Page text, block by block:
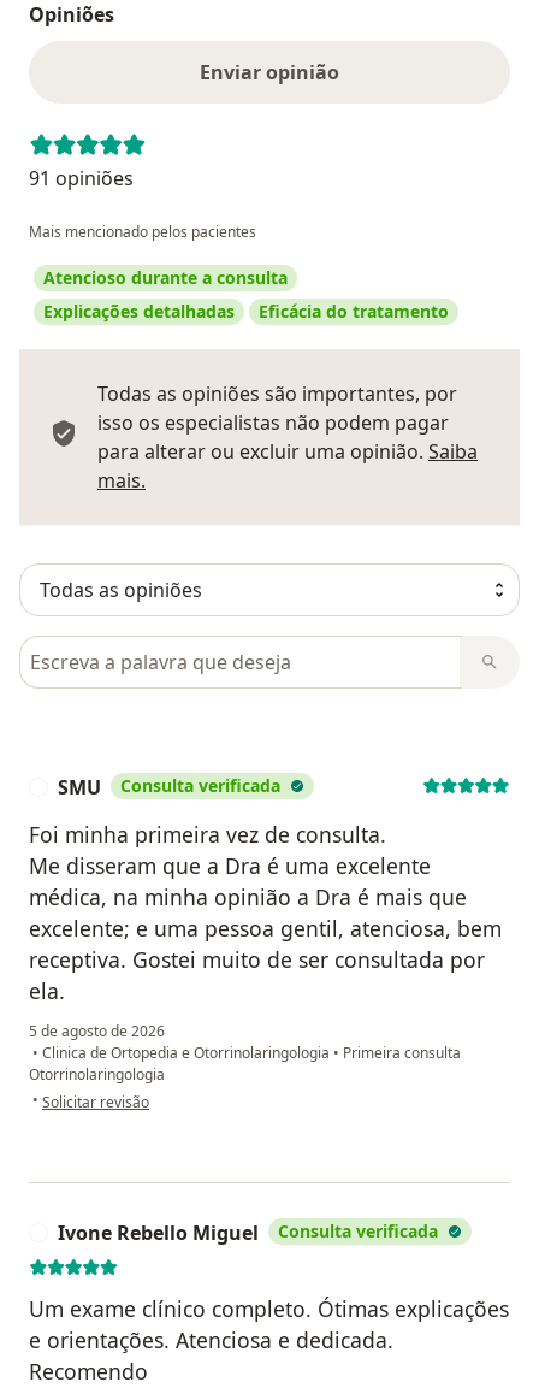
Opiniões
Enviar opinião
91 opiniões
Mais mencionado pelos pacientes
Atencioso durante a consulta
Explicações detalhadas
Eficácia do tratamento
Todas as opiniões são importantes, por
isso os especialistas não podem pagar
para alterar ou excluir uma opinião. Saiba
mais.
Pesquisar em opiniões
SMU Consulta verificada
Foi minha primeira vez de consulta.
Me disseram que a Dra é uma excelente
médica, na minha opinião a Dra é mais que
excelente; e uma pessoa gentil, atenciosa, bem
receptiva. Gostei muito de ser consultada por
ela.
5 de agosto de 2026
• Clinica de Ortopedia e Otorrinolaringologia • Primeira consulta
Otorrinolaringologia
• na opinião do utilizador SMU
Solicitar revisão
Ivone Rebello Miguel Consulta verificada
Um exame clínico completo. Ótimas explicações
e orientações. Atenciosa e dedicada.
Recomendo